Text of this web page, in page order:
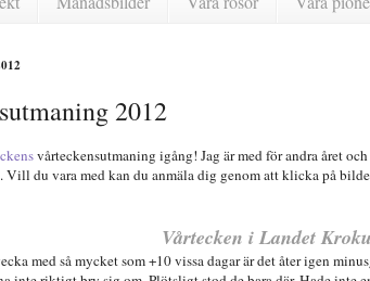
2012
vårteckensutmaning igång! Jag är med för andra året
Vill du vara med kan du anmäla dig genom att klicka på
Vårtecken i Landet
med så mycket som +10 vissa dagar är det åter igen